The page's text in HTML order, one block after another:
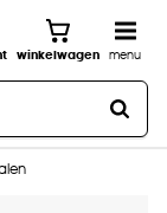
winkelwagen menu